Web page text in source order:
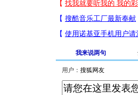
我来说两句
用户：